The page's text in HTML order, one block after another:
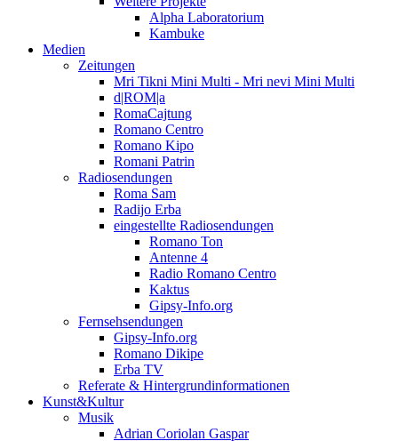
Alpha Laboratorium
Kambuke
Medien
Zeitungen
Mri Tikni Mini Multi - Mri nevi Mini Multi
d|ROM|a
RomaCajtung
Romano Centro
Romano Kipo
Romani Patrin
Radiosendungen
Roma Sam
Radijo Erba
eingestellte Radiosendungen
Romano Ton
Antenne 4
Radio Romano Centro
Kaktus
Gipsy-Info.org
Fernsehsendungen
Gipsy-Info.org
Romano Dikipe
Erba TV
Referate & Hintergrundinformationen
Kunst&Kultur
Musik
Adrian Coriolan Gaspar